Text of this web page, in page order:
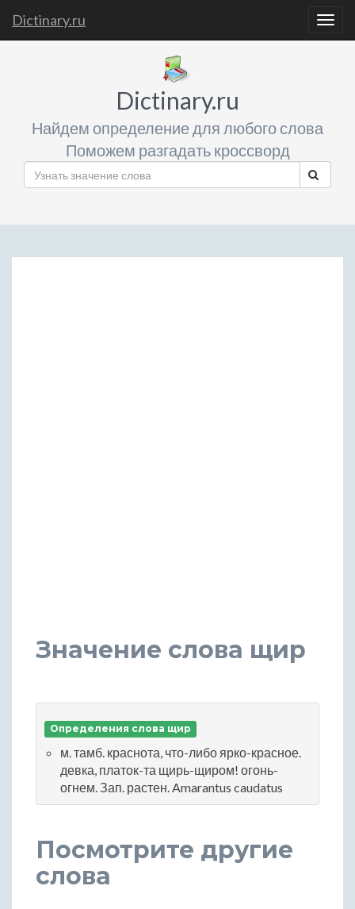
Dictinary.ru
Dictinary.ru
Найдем определение для любого слова
Поможем разгадать кроссворд
Значение слова щир
Определения слова щир
м. тамб. краснота, что-либо ярко-красное.
девка, платок-та щирь-щиром! огонь-
огнем. Зап. растен. Amarantus caudatus
Посмотрите другие
слова